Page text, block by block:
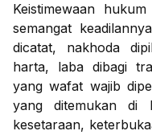
Keistimewaan
semangat
dicatat, nakhoda
harta, laba dibagi
yang wafat wajib
yang ditemukan di
kesetaraan,